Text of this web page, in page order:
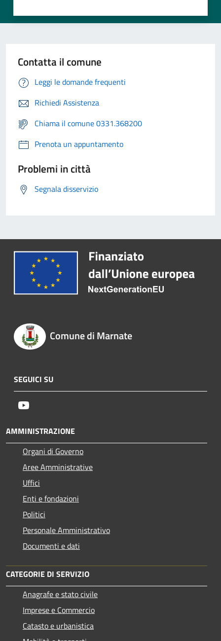
Contatta il comune
Leggi le domande frequenti
Richiedi Assistenza
Chiama il comune 0331.368200
Prenota un appuntamento
Problemi in città
Segnala disservizio
Comune di Marnate
SEGUICI SU
AMMINISTRAZIONE
Organi di Governo
Aree Amministrative
Uffici
Enti e fondazioni
Politici
Personale Amministrativo
Documenti e dati
CATEGORIE DI SERVIZIO
Anagrafe e stato civile
Imprese e Commercio
Catasto e urbanistica